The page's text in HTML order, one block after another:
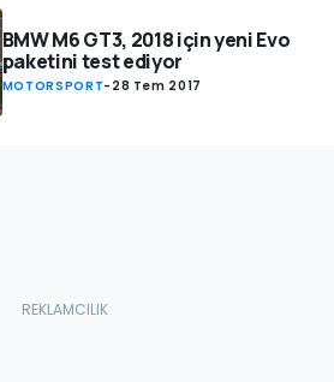
BMW M6 GT3, 2018 için yeni Evo
paketini test ediyor
MOTORSPORT- 28 Tem 2017